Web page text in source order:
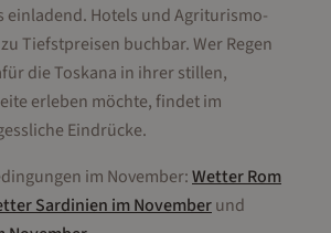
einladend. Hotels und Agriturismo-
Tiefstpreisen buchbar. Wer Regen
die Toskana in ihrer stillen,
erleben möchte, findet im
Eindrücke.
im November:WetterRom
Sardinien imNovemberund